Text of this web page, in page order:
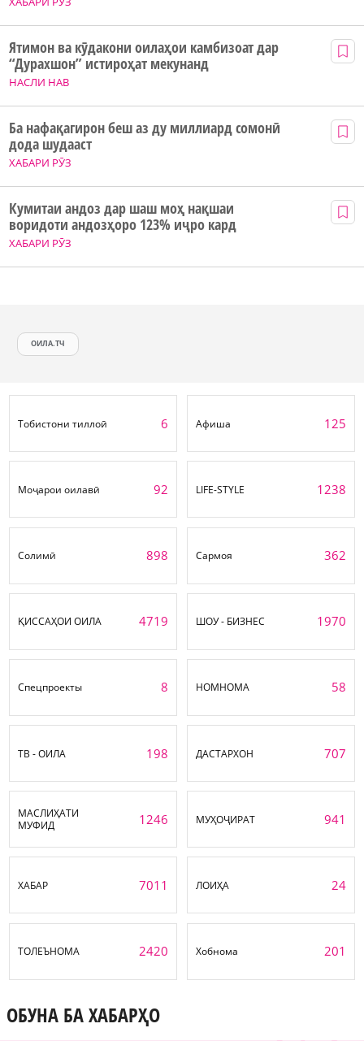
НАСЛИ НАВ
Ятимон ва кӯдакони оилаҳои камбизоат дар
“Дурахшон” истироҳат мекунанд
ХАБАРИ РӮЗ
Ба нафақагирон беш аз ду миллиард сомонӣ
дода шудааст
ХАБАРИ РӮЗ
Кумитаи андоз дар шаш моҳ нақшаи
воридоти андозҳоро 123% иҷро кард
ОИЛА.ТЧ
Тобистони тиллоӣ 6 Афиша 125
Моҷарои оилавӣ 92 LIFE-STYLE 1238
Солимӣ 898 Сармоя 362
ҚИССАҲОИ ОИЛА 4719 ШОУ - БИЗНЕС 1970
Спецпроекты 8 НОМНОМА 58
ТВ - ОИЛА 198 ДАСТАРХОН 707
МАСЛИҲАТИ
МУФИД
1246 МУҲОҶИРАТ 941
ХАБАР 7011 ЛОИҲА 24
ТОЛЕЪНОМА 2420 Хобнома 201
ОБУНА БА ХАБАРҲО